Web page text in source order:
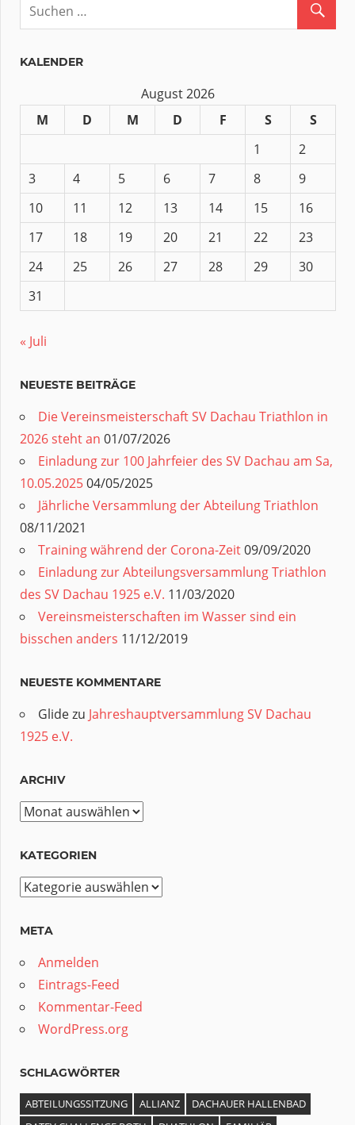
KALENDER
August 2026
M
D M D F S
S
1
2
3
4 5 6 7 8
9
10
11 12 13 14 15
16
17
18 19 20 21 22
23
24
25 26 27 28 29
30
31
« Juli
NEUESTE BEITRÄGE
Die Vereinsmeisterschaft SV Dachau Triathlon in
2026 steht an 01/07/2026
Einladung zur 100 Jahrfeier des SV Dachau am Sa,
10.05.202504/05/2025
Jährliche Versammlung der Abteilung Triathlon
08/11/2021
Training während der Corona-Zeit09/09/2020
Einladung zur Abteilungsversammlung Triathlon
des SV Dachau 1925 e.V. 11/03/2020
Vereinsmeisterschaften im Wasser sind ein
bisschen anders 11/12/2019
NEUESTE KOMMENTARE
Glidezu Jahreshauptversammlung SV Dachau
1925 e.V.
ARCHIV
Archiv
KATEGORIEN
Kategorien
META
Anmelden
Eintrags-Feed
Kommentar-Feed
WordPress.org
SCHLAGWÖRTER
ABTEILUNGSSITZUNG ALLIANZ
DACHAUER HALLENBAD